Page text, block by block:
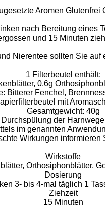
Aromen Glutenfrei
nach Bereitung eines
und 15 Minuten
Nierentee sollten Sie
1 Filterbeutel enthält:
0,6g
Bitterer Fenchel,
mit
Gesamtgewicht: 40g
der
im genannten
Wirkungen
Wirkstoffe
Orthosiphonblätter,
Dosierung
3- bis 4-mal täglich 1
Ziehzeit
15 Minuten